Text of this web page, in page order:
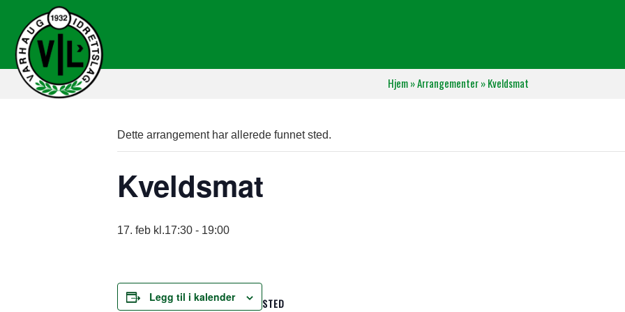
Hjem»Arrangementer»Kveldsmat
Dette arrangement har allerede funnet sted.
Kveldsmat
17. feb kl.17:30 - 19:00
Legg til i kalender STED